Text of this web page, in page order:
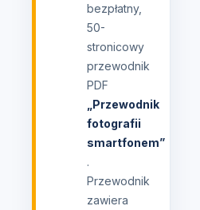
bezpłatny,
50-
stronicowy
przewodnik
PDF
„Przewodnik
fotografii
smartfonem”
.
Przewodnik
zawiera